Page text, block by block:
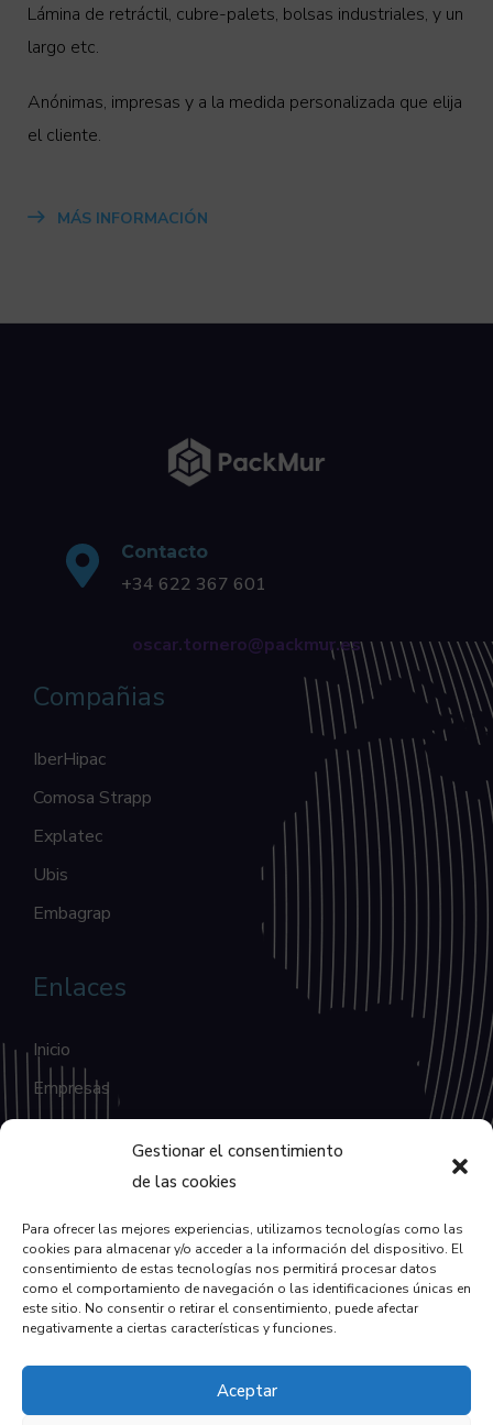
Gestionar el consentimiento
de las cookies
Para ofrecer las mejores experiencias, utilizamos tecnologías como las
cookies para almacenar y/o acceder a la información del dispositivo. El
consentimiento de estas tecnologías nos permitirá procesar datos
como el comportamiento de navegación o las identificaciones únicas en
este sitio. No consentir o retirar el consentimiento, puede afectar
negativamente a ciertas características y funciones.
Aceptar
Lámina de retráctil, cubre-palets, bolsas industriales, y un
largo etc.
Anónimas, impresas y a la medida personalizada que elija
el cliente.
MÁS INFORMACIÓN
Contacto
+34 622 367 601
oscar.tornero@packmur.es
Compañias
IberHipac
Comosa Strapp
Explatec
Ubis
Embagrap
Enlaces
Inicio
Empresas
Blog
Enlaces
Política de Privacidad
Política de Cookies